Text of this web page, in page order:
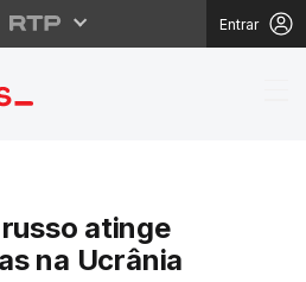
Entrar
russo
atinge
na Ucrânia